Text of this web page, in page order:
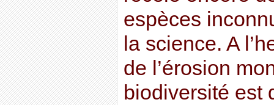
espèces
la science. A
de l’érosion
biodiversité est